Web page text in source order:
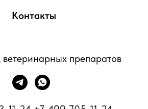
Контакты
препаратов